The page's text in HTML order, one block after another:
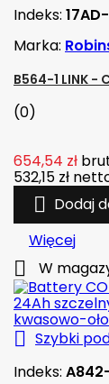
Indeks:
Marka:
B564-1 LINK -
(0)
654,54 zł
532,15 zł
 Dodaj
Więcej
 W
 Szybki
Indeks: